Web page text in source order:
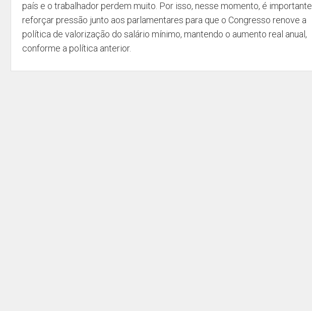
país e o trabalhador perdem muito. Por isso, nesse momento, é importante
reforçar pressão junto aos parlamentares para que o Congresso renove a
política de valorização do salário mínimo, mantendo o aumento real anual,
conforme a política anterior.